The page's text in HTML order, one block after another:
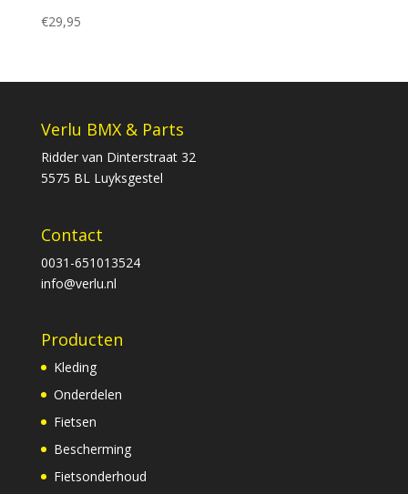
€29,95
Verlu BMX & Parts
Ridder van Dinterstraat 32
5575 BL Luyksgestel
Contact
0031-651013524
info@verlu.nl
Producten
Kleding
Onderdelen
Fietsen
Bescherming
Fietsonderhoud